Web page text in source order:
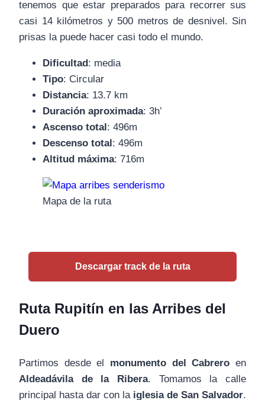
tenemos que estar preparados para recorrer sus
casi 14 kilómetros y 500 metros de desnivel. Sin
prisas la puede hacer casi todo el mundo.
Dificultad: media
Tipo: Circular
Distancia: 13.7 km
Duración aproximada: 3h’
Ascenso total: 496m
Descenso total: 496m
Altitud máxima: 716m
Mapa de la ruta
Descargar track de la ruta
Ruta Rupitín en las Arribes del
Duero
Partimos desde el monumento del Cabrero en
Aldeadávila de la Ribera. Tomamos la calle
principal hasta dar con la iglesia de San Salvador.